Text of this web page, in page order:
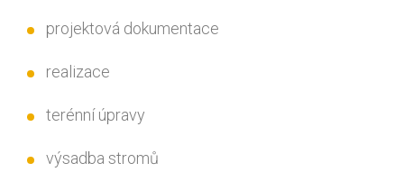
projektová dokumentace
realizace
terénní úpravy
výsadba stromů